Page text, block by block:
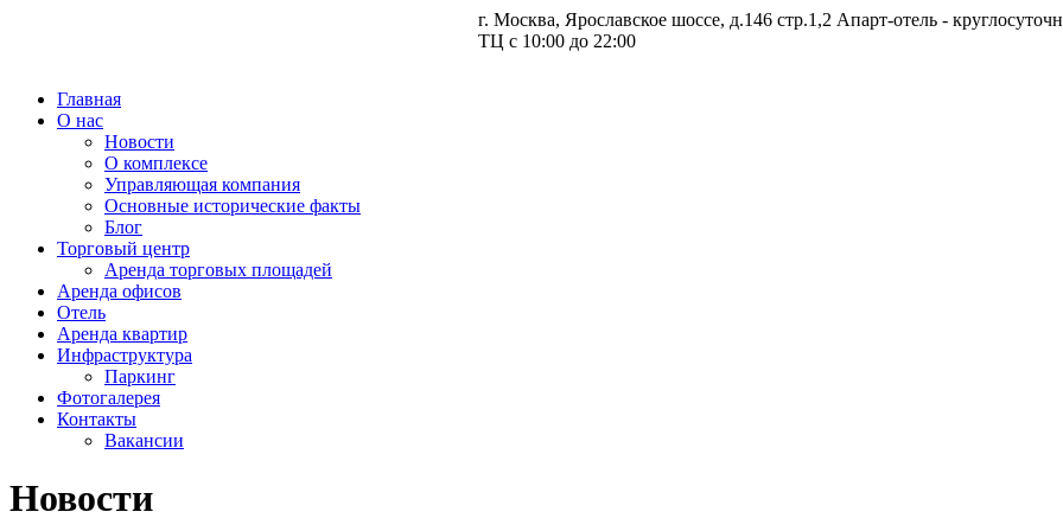
г. Москва, Ярославское шоссе, д.146 стр.1,2 Апарт-отель -
ТЦ с 10:00 до 22:00
Главная
О нас
Новости
О комплексе
Управляющая компания
Основные исторические факты
Блог
Торговый центр
Аренда торговых площадей
Аренда офисов
Отель
Аренда квартир
Инфраструктура
Паркинг
Фотогалерея
Контакты
Вакансии
Новости